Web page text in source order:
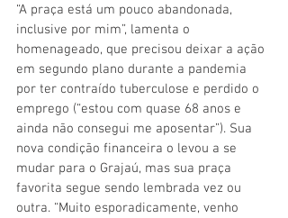
“A praça está um pouco abandonada,
inclusive por mim”, lamenta o
homenageado, que precisou deixar a ação
em segundo plano durante a pandemia
por ter contraído tuberculose e perdido o
emprego (“estou com quase 68 anos e
ainda não consegui me aposentar”). Sua
nova condição financeira o levou a se
mudar para o Grajaú, mas sua praça
favorita segue sendo lembrada vez ou
outra. “Muito esporadicamente, venho